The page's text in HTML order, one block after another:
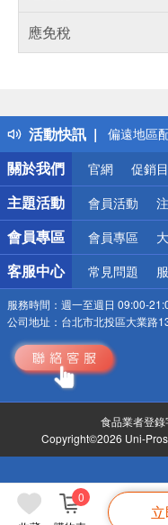
0
應免稅
活動快訊
詐騙網頁
銀行優惠
偏遠地區
詐騙網頁
關於我們
官網 促銷
主題活動 會員活動
會員專區 會員專區
客服中心 常見問題
服務時間： 週一至週日 09:00-
公司地址： 台北市北投區大業路
食品業者登
Copyright©2026 Uni-